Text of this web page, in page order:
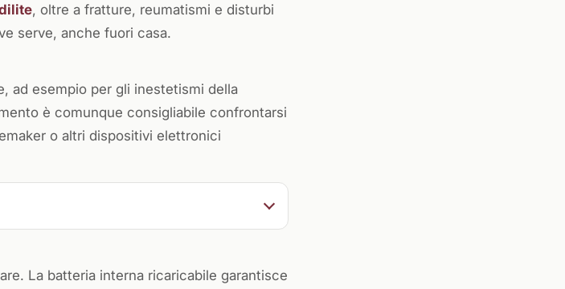
, oltre a fratture, reumatismi e disturbi
serve, anche fuori casa.
ad esempio per gli inestetismi della
è comunque consigliabile confrontarsi
o altri dispositivi elettronici
La batteria interna ricaricabile garantisce